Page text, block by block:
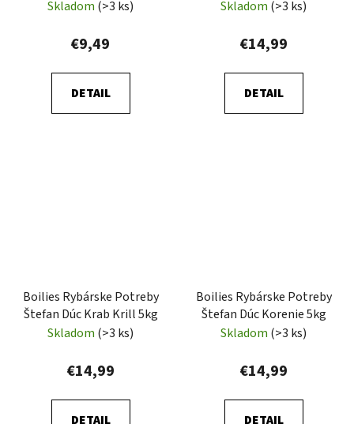
Hookbaits 15ks
Skladom (>3 ks)
€9,49
DETAIL
Skladom (>3 ks)
€14,99
DETAIL
Boilies Rybárske Potreby
Štefan Dúc Krab Krill 5kg
Skladom (>3 ks)
€14,99
DETAIL
Boilies Rybárske Potreby
Štefan Dúc Korenie 5kg
Skladom (>3 ks)
€14,99
DETAIL